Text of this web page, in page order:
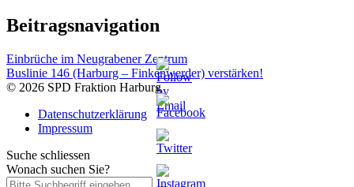
Beitragsnavigation
Einbrüche im Neugrabener Zentrum
Buslinie 146 (Harburg – Finkenwerder) verstärken!
© 2026 SPD Fraktion Harburg
Datenschutzerklärung
Impressum
Suche schliessen
Wonach suchen Sie?